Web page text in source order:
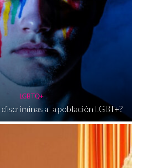
LGBTQ+
a la población LGBT+?